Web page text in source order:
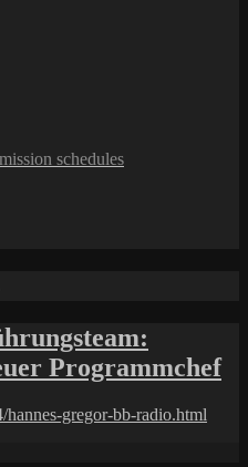
schedules
Programmchef
gregor-bb-radio.html